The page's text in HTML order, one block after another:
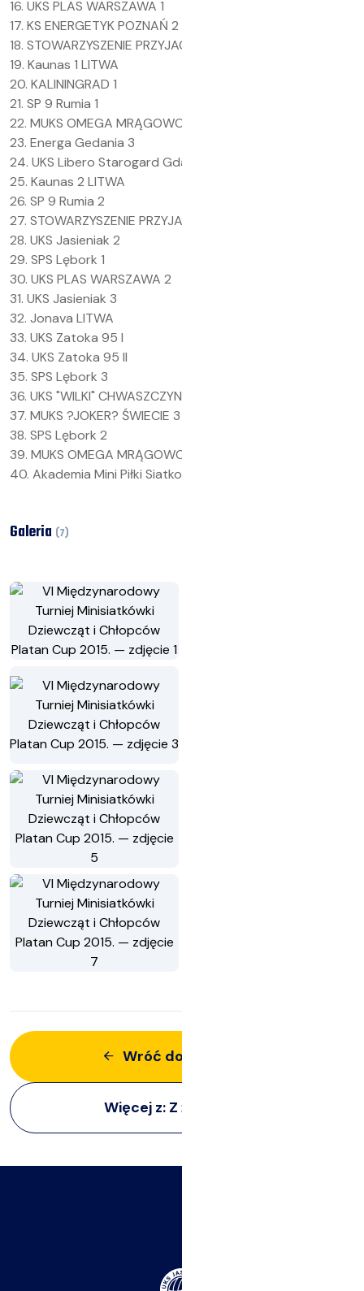
16. UKS PLAS WARSZAWA 1
17. KS ENERGETYK POZNAŃ 2
18. STOWARZYSZENIE PRZYJACIÓŁ PĘPOWA 2
19. Kaunas 1 LITWA
20. KALININGRAD 1
21. SP 9 Rumia 1
22. MUKS OMEGA MRĄGOWO 2
23. Energa Gedania 3
24. UKS Libero Starogard Gdański
25. Kaunas 2 LITWA
26. SP 9 Rumia 2
27. STOWARZYSZENIE PRZYJACIÓŁ PĘPOWA 1
28. UKS Jasieniak 2
29. SPS Lębork 1
30. UKS PLAS WARSZAWA 2
31. UKS Jasieniak 3
32. Jonava LITWA
33. UKS Zatoka 95 I
34. UKS Zatoka 95 II
35. SPS Lębork 3
36. UKS "WILKI" CHWASZCZYNO
37. MUKS ?JOKER? ŚWIECIE 3
38. SPS Lębork 2
39. MUKS OMEGA MRĄGOWO 3
40. Akademia Mini Piłki Siatkowej Kołobrzeg.
Galeria (7)
Wróć do aktualności
Więcej z: Z życia klubu